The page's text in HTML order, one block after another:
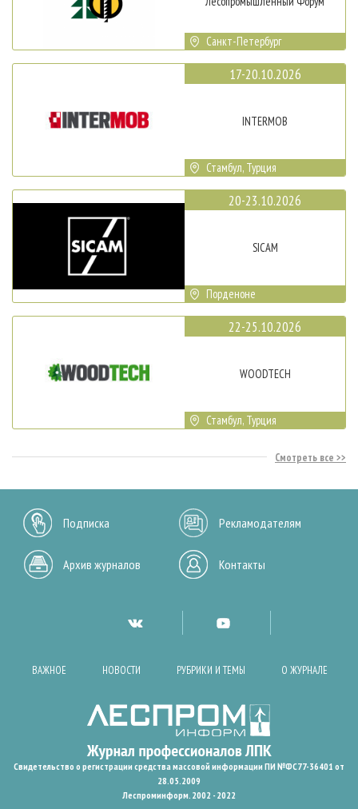
Санкт-Петербург
17-20.10.2026
INTERMOB
Стамбул, Турция
20-23.10.2026
SICAM
Порденоне
22-25.10.2026
WOODTECH
Стамбул, Турция
Смотреть все
Подписка Рекламодателям
Архив журналов Контакты
ВАЖНОЕ НОВОСТИ РУБРИКИ И ТЕМЫ О ЖУРНАЛЕ
Свидетельство о регистрации средства массовой информации ПИ №ФС77-36401 от
28.05.2009
Леспроминформ. 2002 - 2022